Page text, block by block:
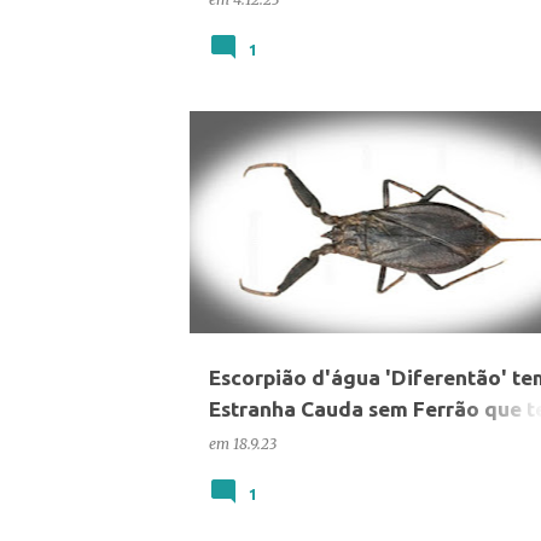
1
Escorpião d'água 'Diferentão'
Estranha Cauda sem Ferrão que
outra utilidade
em 18.9.23
ANIMAIS
1